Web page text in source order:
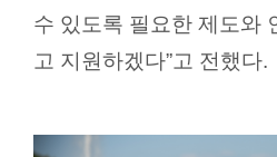
수 있도록 필요한 제도와
고 지원하겠다”고 전했다.